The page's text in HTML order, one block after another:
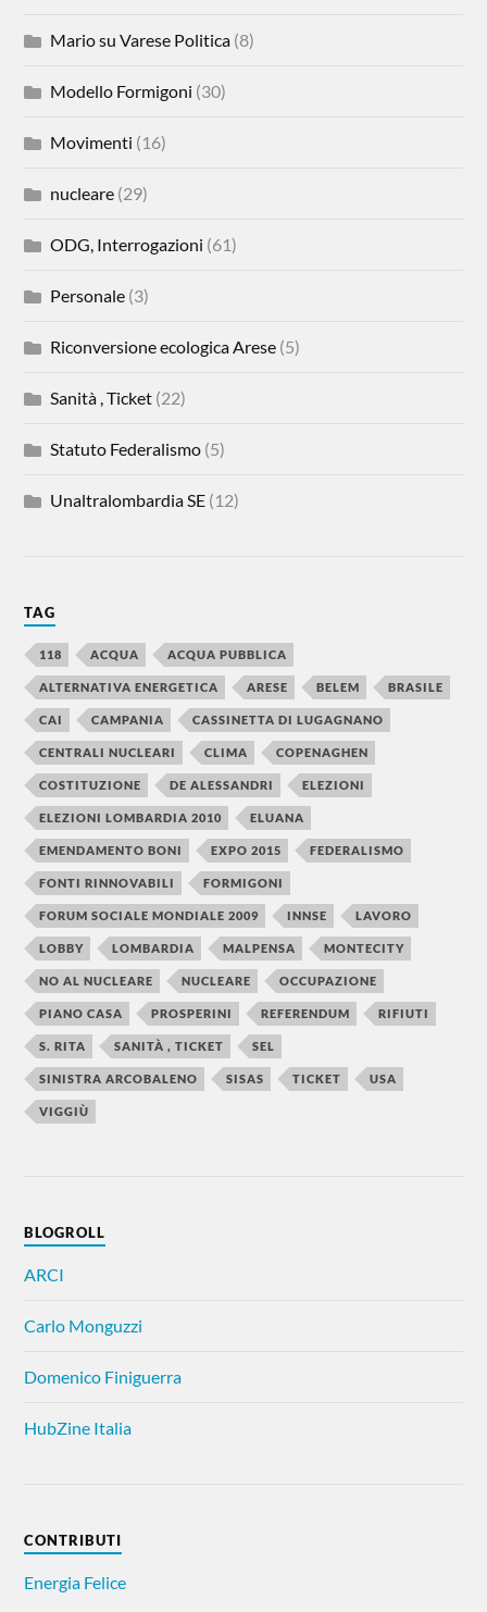
Mario su Varese Politica (8)
Modello Formigoni (30)
Movimenti (16)
nucleare (29)
ODG, Interrogazioni (61)
Personale (3)
Riconversione ecologica Arese (5)
Sanità , Ticket (22)
Statuto Federalismo (5)
Unaltralombardia SE (12)
TAG
118 ACQUA ACQUA PUBBLICA
ALTERNATIVA ENERGETICA ARESE BELEM BRASILE
CAI CAMPANIA CASSINETTA DI LUGAGNANO
CENTRALI NUCLEARI CLIMA COPENAGHEN
COSTITUZIONE DE ALESSANDRI ELEZIONI
ELEZIONI LOMBARDIA 2010 ELUANA
EMENDAMENTO BONI EXPO 2015 FEDERALISMO
FONTI RINNOVABILI FORMIGONI
FORUM SOCIALE MONDIALE 2009 INNSE LAVORO
LOBBY LOMBARDIA MALPENSA MONTECITY
NO AL NUCLEARE NUCLEARE OCCUPAZIONE
PIANO CASA PROSPERINI REFERENDUM RIFIUTI
S. RITA SANITÀ , TICKET SEL
SINISTRA ARCOBALENO SISAS TICKET USA
VIGGIÙ
BLOGROLL
ARCI
Carlo Monguzzi
Domenico Finiguerra
HubZine Italia
CONTRIBUTI
Energia Felice